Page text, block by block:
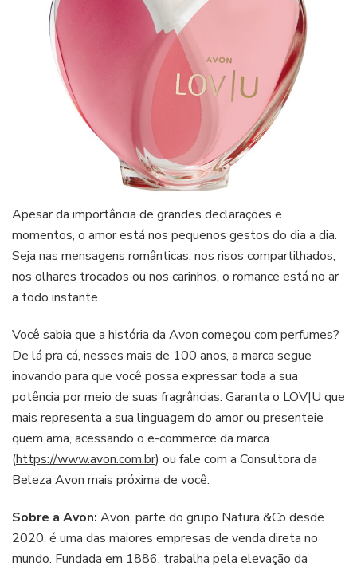
Apesar da importância de grandes declarações e
momentos, o amor está nos pequenos gestos do dia a dia.
Seja nas mensagens românticas, nos risos compartilhados,
nos olhares trocados ou nos carinhos, o romance está no ar
a todo instante.
Você sabia que a história da Avon começou com perfumes?
De lá pra cá, nesses mais de 100 anos, a marca segue
inovando para que você possa expressar toda a sua
potência por meio de suas fragrâncias. Garanta o LOV|U que
mais representa a sua linguagem do amor ou presenteie
quem ama, acessando o e-commerce da marca
(https://www.avon.com.br) ou fale com a Consultora da
Beleza Avon mais próxima de você.
Sobre a Avon: Avon, parte do grupo Natura &Co desde
2020, é uma das maiores empresas de venda direta no
mundo. Fundada em 1886, trabalha pela elevação da